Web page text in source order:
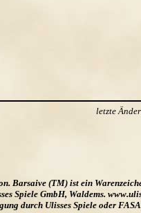
letzte
Barsaive (TM) ist ein
Spiele GmbH, Waldems.
durch Ulisses Spiele oder